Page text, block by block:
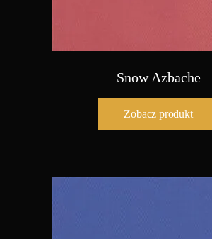
Snow Azbache
Zobacz produkt